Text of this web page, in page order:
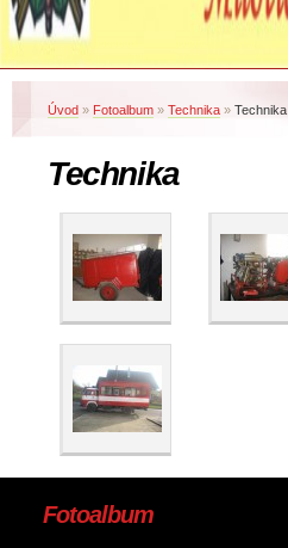
Úvod » Fotoalbum » Technika » Technika
Technika
Fotoalbum